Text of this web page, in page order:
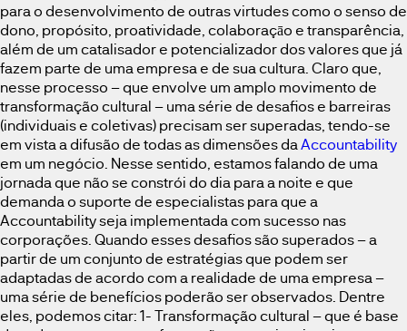
para o desenvolvimento de outras virtudes como o senso de
dono, propósito, proatividade, colaboraçāo e transparência,
além de um catalisador e potencializador dos valores que já
fazem parte de uma empresa e de sua cultura. Claro que,
nesse processo – que envolve um amplo movimento de
transformação cultural – uma série de desafios e barreiras
(individuais e coletivas) precisam ser superadas, tendo-se
em vista a difusão de todas as dimensões daAccountability
em um negócio. Nesse sentido, estamos falando de uma
jornada que não se constrói do dia para a noite e que
demanda o suporte de especialistas para que a
Accountability seja implementada com sucesso nas
corporações. Quando esses desafios são superados – a
partir de um conjunto de estratégias que podem ser
adaptadas de acordo com a realidade de uma empresa –
uma série de benefícios poderão ser observados. Dentre
eles, podemos citar: 1- Transformação cultural – que é base